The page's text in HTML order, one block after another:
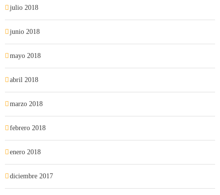
julio 2018
junio 2018
mayo 2018
abril 2018
marzo 2018
febrero 2018
enero 2018
diciembre 2017